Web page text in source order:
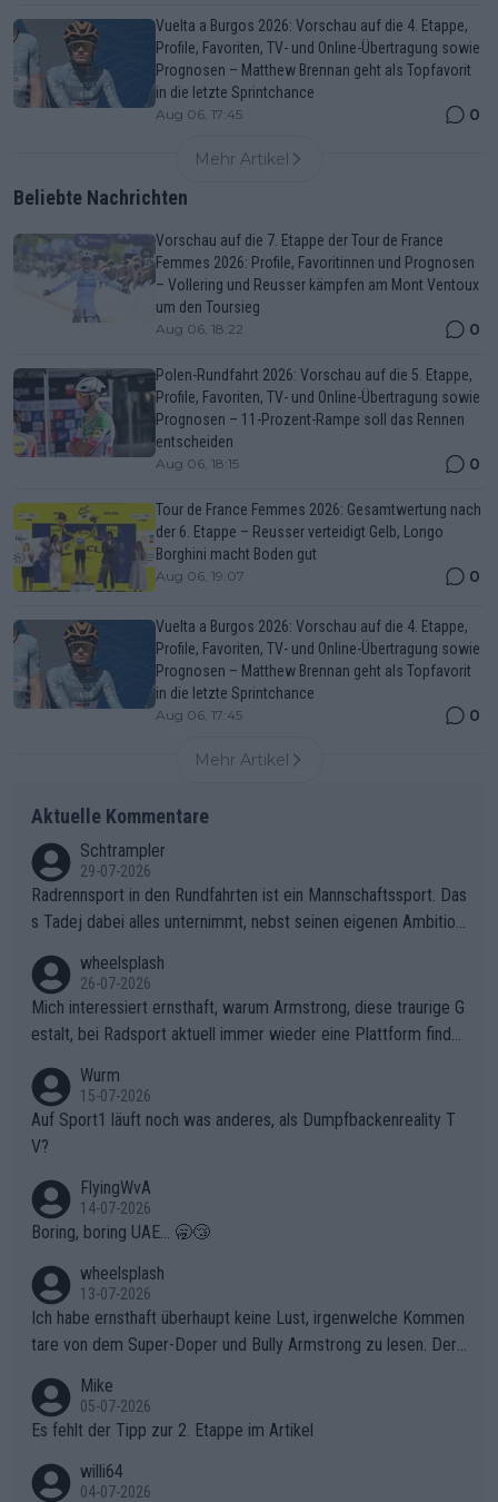
Vuelta a Burgos 2026: Vorschau auf die 4. Etappe,
Profile, Favoriten, TV- und Online-Übertragung sowie
Prognosen – Matthew Brennan geht als Topfavorit
in die letzte Sprintchance
Aug 06, 17:45 0
Mehr Artikel
Beliebte Nachrichten
Vorschau auf die 7. Etappe der Tour de France
Femmes 2026: Profile, Favoritinnen und Prognosen
– Vollering und Reusser kämpfen am Mont Ventoux
um den Toursieg
Aug 06, 18:22 0
Polen-Rundfahrt 2026: Vorschau auf die 5. Etappe,
Profile, Favoriten, TV- und Online-Übertragung sowie
Prognosen – 11-Prozent-Rampe soll das Rennen
entscheiden
Aug 06, 18:15 0
Tour de France Femmes 2026: Gesamtwertung nach
der 6. Etappe – Reusser verteidigt Gelb, Longo
Borghini macht Boden gut
Aug 06, 19:07 0
Vuelta a Burgos 2026: Vorschau auf die 4. Etappe,
Profile, Favoriten, TV- und Online-Übertragung sowie
Prognosen – Matthew Brennan geht als Topfavorit
in die letzte Sprintchance
Aug 06, 17:45 0
Mehr Artikel
Aktuelle Kommentare
Schtrampler
29-07-2026
Radrennsport in den Rundfahrten ist ein Mannschaftssport. Das
s Tadej dabei alles unternimmt, nebst seinen eigenen Ambition
ganze Team auch mental stark zu machen und konkret am Erf
olg teilzuhaben, ist ihm ganz hoch anzurechnen. Das ist ein Zei
chen weit über den Radsport hinaus.
wheelsplash
26-07-2026
Mich interessiert ernsthaft, warum Armstrong, diese traurige G
estalt, bei Radsport aktuell immer wieder eine Plattform finde
Wurm
15-07-2026
Auf Sport1 läuft noch was anderes, als Dumpfbackenreality T
V?
FlyingWvA
14-07-2026
Boring, boring UAE... 🥱😴
wheelsplash
13-07-2026
Ich habe ernsthaft überhaupt keine Lust, irgenwelche Kommen
tare von dem Super-Doper und Bully Armstrong zu lesen. Der
r die gehört nicht in dieses Medium!
Mike
05-07-2026
Es fehlt der Tipp zur 2. Etappe im Artikel
willi64
04-07-2026